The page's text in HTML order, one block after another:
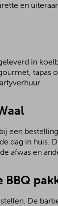
en
in
tapas
een
dag in huis.
afwas en
BBQ
De